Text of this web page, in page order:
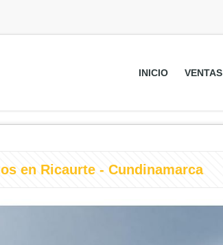
INICIO VENTAS
en Ricaurte - Cundinamarca